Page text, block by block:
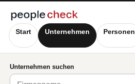
Start Unternehmen Personen
Unternehmen suchen